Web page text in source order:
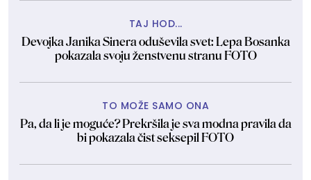
TAJ HOD...
Devojka Janika Sinera oduševila svet: Lepa Bosanka
pokazala svoju ženstvenu stranu FOTO
TO MOŽE SAMO ONA
Pa, da li je moguće? Prekršila je sva modna pravila da
bi pokazala čist seksepil FOTO